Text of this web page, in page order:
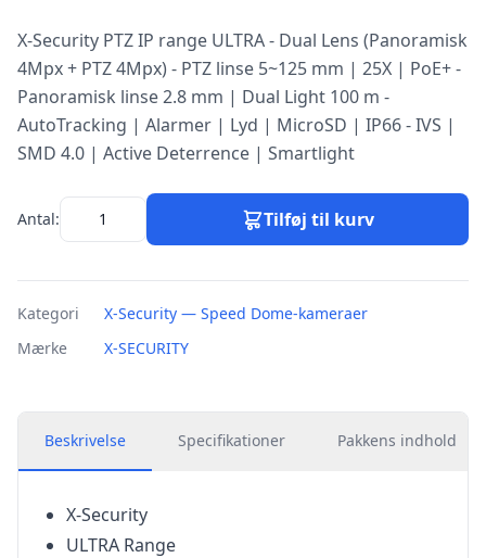
X-Security PTZ IP range ULTRA - Dual Lens (Panoramisk
4Mpx + PTZ 4Mpx) - PTZ linse 5~125 mm | 25X | PoE+ -
Panoramisk linse 2.8 mm | Dual Light 100 m -
AutoTracking | Alarmer | Lyd | MicroSD | IP66 - IVS |
SMD 4.0 | Active Deterrence | Smartlight
Antal: Tilføj til kurv
Kategori
X-Security — Speed Dome-kameraer
Mærke
X-SECURITY
Beskrivelse Specifikationer Pakkens indhold
X-Security
ULTRA Range